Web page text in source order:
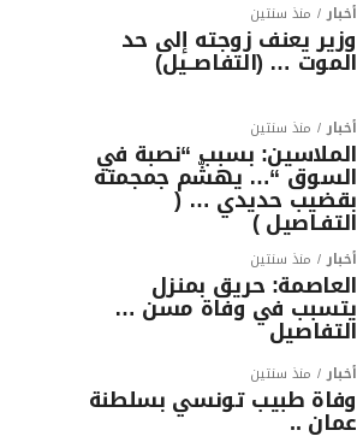
أخبار منذ سنتين
وزير يعنف زوجته إلى حد
الموت … (التفاصــيل)
أخبار منذ سنتين
الملاسين: بسبب “نصبة في
السوق “… يهشّم جمجمته
بقضيب حديدي … (
التفـاصيل )
أخبار منذ سنتين
العاصمة: حريق بمنزل
يتسبب في وفاة مسن …
التفاصيل
أخبار منذ سنتين
وفاة طبيب تونسي بسلطنة
عمان ..